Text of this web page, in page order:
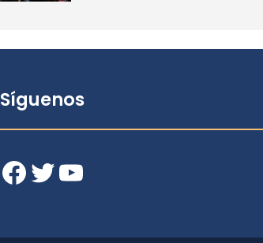
Síguenos
Facebook Twitter YouTube